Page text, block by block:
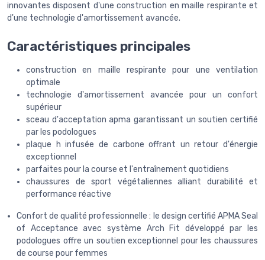
innovantes disposent d'une construction en maille respirante et
d'une technologie d'amortissement avancée.
Caractéristiques principales
construction en maille respirante pour une ventilation
optimale
technologie d'amortissement avancée pour un confort
supérieur
sceau d'acceptation apma garantissant un soutien certifié
par les podologues
plaque h infusée de carbone offrant un retour d'énergie
exceptionnel
parfaites pour la course et l'entraînement quotidiens
chaussures de sport végétaliennes alliant durabilité et
performance réactive
Confort de qualité professionnelle : le design certifié APMA Seal
of Acceptance avec système Arch Fit développé par les
podologues offre un soutien exceptionnel pour les chaussures
de course pour femmes